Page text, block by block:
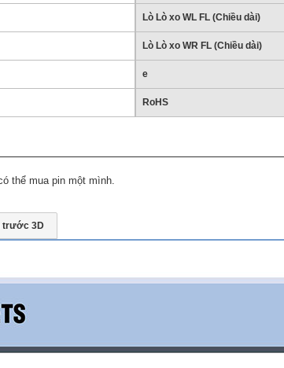
Lò Lò xo WL FL (Chiều dài)
Lò Lò xo WR FL (Chiều dài)
e
RoHS
thể mua pin một mình.
trước 3D